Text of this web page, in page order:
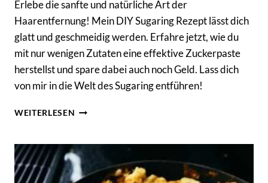
Erlebe die sanfte und natürliche Art der
Haarentfernung! Mein DIY Sugaring Rezept lässt dich
glatt und geschmeidig werden. Erfahre jetzt, wie du
mit nur wenigen Zutaten eine effektive Zuckerpaste
herstellst und spare dabei auch noch Geld. Lass dich
von mir in die Welt des Sugaring entführen!
WEITERLESEN PROBIER
UND
FÜHLE
DICH